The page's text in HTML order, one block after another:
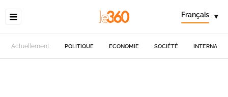
Français ▾
Actuellement POLITIQUE ECONOMIE SOCIÉTÉ